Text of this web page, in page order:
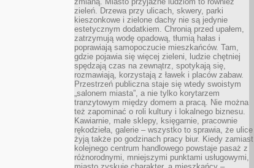
zieleń. Drzewa przy ulicach, skwery, parki
kieszonkowe i zielone dachy nie są jedynie
estetycznym dodatkiem. Chronią przed upałem,
zatrzymują wodę opadową, tłumią hałas i
poprawiają samopoczucie mieszkańców. Tam,
gdzie pojawia się więcej zieleni, ludzie chętniej
spędzają czas na zewnątrz, spotykają się,
rozmawiają, korzystają z ławek i placów zabaw.
Przestrzeń publiczna staje się wtedy swoistym
„salonem miasta”, a nie tylko korytarzem
tranzytowym między domem a pracą. Nie można
też zapominać o roli kultury i lokalnego biznesu.
Kawiarnie, małe sklepy, księgarnie, pracownie
rękodzieła, galerie – wszystko to sprawia, że ulice
żyją także po godzinach pracy biur. Kiedy zamiast
kolejnego centrum handlowego powstaje pasaż z
różnorodnymi, mniejszymi punktami usługowymi,